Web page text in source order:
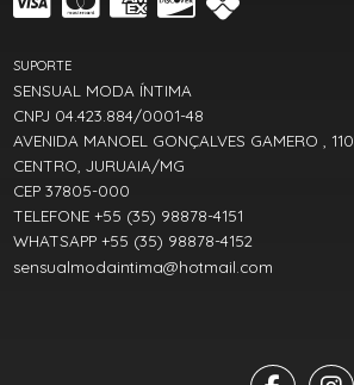
SUPORTE
SENSUAL MODA ÍNTIMA
CNPJ 04.423.884/0001-48
AVENIDA MANOEL GONÇALVES GAMERO , 110
CENTRO, JURUAIA/MG
CEP 37805-000
TELEFONE +55 (35) 98878-4151
WHATSAPP +55 (35) 98878-4152
sensualmodaintima@hotmail.com